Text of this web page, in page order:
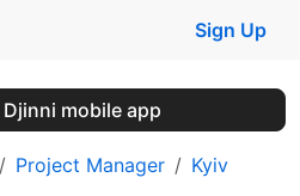
Sign Up
Djinni mobile app
Project Manager Kyiv